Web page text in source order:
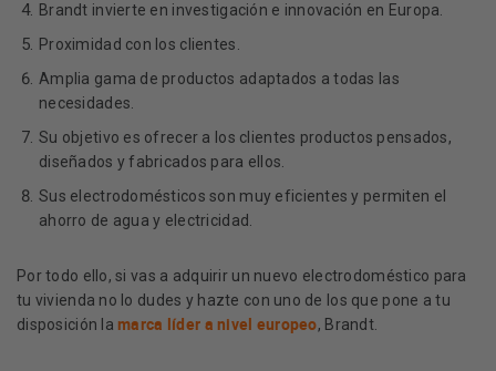
Brandt invierte en investigación e innovación en Europa.
Proximidad con los clientes.
Amplia gama de productos adaptados a todas las
necesidades.
Su objetivo es ofrecer a los clientes productos pensados,
diseñados y fabricados para ellos.
Sus electrodomésticos son muy eficientes y permiten el
ahorro de agua y electricidad.
Por todo ello, si vas a adquirir un nuevo electrodoméstico para
tu vivienda no lo dudes y hazte con uno de los que pone a tu
disposición la marca líder a nivel europeo, Brandt.